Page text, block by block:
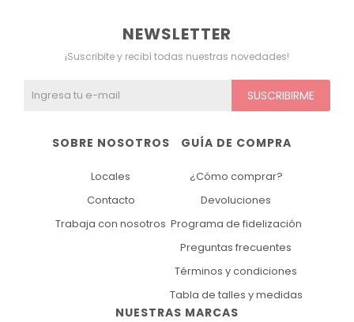
NUESTRAS MARCAS
GUÍA DE COMPRA
¿Cómo comprar?
Devoluciones
Programa de fidelización
Preguntas frecuentes
Términos y condiciones
Tabla de talles y medidas
SOBRE NOSOTROS
Locales
Contacto
Trabaja con nosotros
NEWSLETTER
¡Suscribite y recibí todas nuestras novedades!
SUSCRIBIRME